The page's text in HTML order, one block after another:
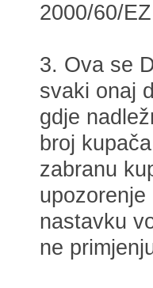
2000/60/
3. Ova se
svaki onaj
gdje
broj
zabranu
nastavku
ne